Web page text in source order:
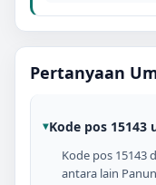
Pertanyaan
Kode pos
Kode pos 15143
antara lain